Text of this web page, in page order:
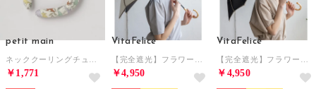
petit main
￥1,771
VitaFelice
￥4,950
VitaFelice
￥4,950